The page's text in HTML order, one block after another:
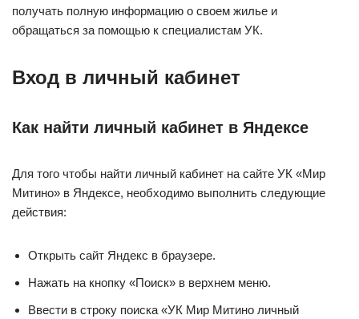
получать полную информацию о своем жилье и
обращаться за помощью к специалистам УК.
Вход в личный кабинет
Как найти личный кабинет в Яндексе
Для того чтобы найти личный кабинет на сайте УК «Мир
Митино» в Яндексе, необходимо выполнить следующие
действия:
Открыть сайт Яндекс в браузере.
Нажать на кнопку «Поиск» в верхнем меню.
Ввести в строку поиска «УК Мир Митино личный